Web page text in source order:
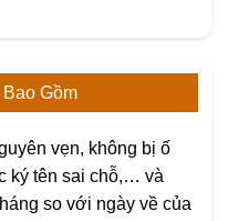
Gồm
vẹn, không bị ố
ký tên sai chỗ,… và
so với ngày về của